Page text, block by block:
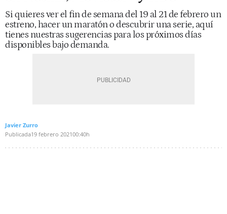
Si quieres ver el fin de semana del 19 al 21 de febrero un
estreno, hacer un maratón o descubrir una serie, aquí
tienes nuestras sugerencias para los próximos días
disponibles bajo demanda.
Javier Zurro
Publicada19 febrero 202100:40h